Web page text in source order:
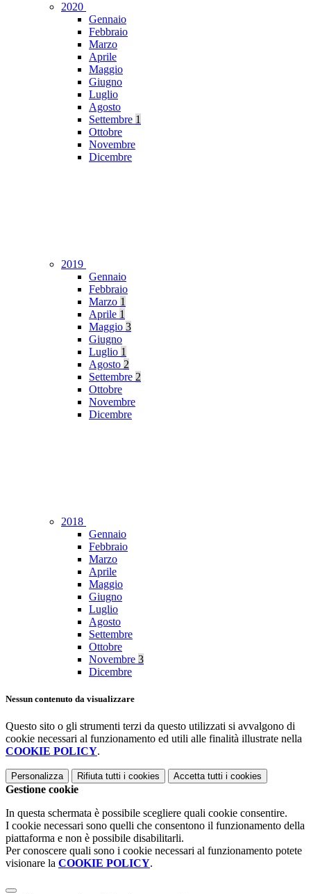
2020
Gennaio
Febbraio
Marzo
Aprile
Maggio
Giugno
Luglio
Agosto
Settembre 1
Ottobre
Novembre
Dicembre
2019
Gennaio
Febbraio
Marzo 1
Aprile 1
Maggio 3
Giugno
Luglio 1
Agosto 2
Settembre 2
Ottobre
Novembre
Dicembre
2018
Gennaio
Febbraio
Marzo
Aprile
Maggio
Giugno
Luglio
Agosto
Settembre
Ottobre
Novembre 3
Dicembre
Nessun contenuto da visualizzare
Questo sito o gli strumenti terzi da questo utilizzati si avvalgono di
cookie necessari al funzionamento ed utili alle finalità illustrate nella
COOKIE POLICY.
Personalizza Rifiuta tutti i cookies Accetta tutti i cookies
Gestione cookie
In questa schermata è possibile scegliere quali cookie consentire.
I cookie necessari sono quelli che consentono il funzionamento della
piattaforma e non è possibile disabilitarli.
Per conoscere quali sono i cookie necessari al funzionamento potete
visionare la COOKIE POLICY.